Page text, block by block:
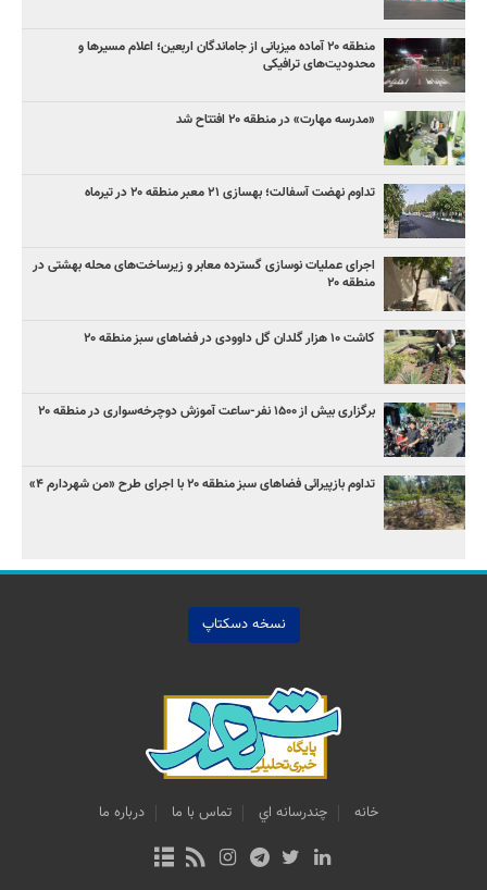
منطقه ۲۰ آماده میزبانی از جاماندگان اربعین؛ اعلام مسیرها و
محدودیت‌های ترافیکی
«مدرسه مهارت» در منطقه ۲۰ افتتاح شد
تداوم نهضت آسفالت؛ بهسازی ۲۱ معبر منطقه ۲۰ در تیرماه
اجرای عملیات نوسازی گسترده معابر و زیرساخت‌های محله بهشتی در
منطقه ۲۰
کاشت ۱۰ هزار گلدان گل داوودی در فضاهای سبز منطقه ۲۰
برگزاری بیش از ۱۵۰۰ نفر-ساعت آموزش دوچرخه‌سواری در منطقه ۲۰
تداوم بازپیرائی فضاهای سبز منطقه ۲۰ با اجرای طرح «من شهردارم ۴»
نسخه دسکتاپ
خانه چندرسانه اي تماس با ما درباره ما